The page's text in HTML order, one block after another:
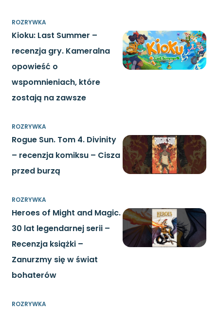
ROZRYWKA
Kioku: Last Summer –
recenzja gry. Kameralna
opowieść o
wspomnieniach, które
zostają na zawsze
ROZRYWKA
Rogue Sun. Tom 4. Divinity
– recenzja komiksu – Cisza
przed burzą
ROZRYWKA
Heroes of Might and Magic.
30 lat legendarnej serii –
Recenzja książki –
Zanurzmy się w świat
bohaterów
ROZRYWKA